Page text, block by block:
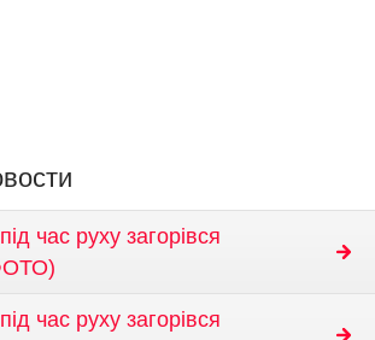
час руху загорівся
час руху загорівся